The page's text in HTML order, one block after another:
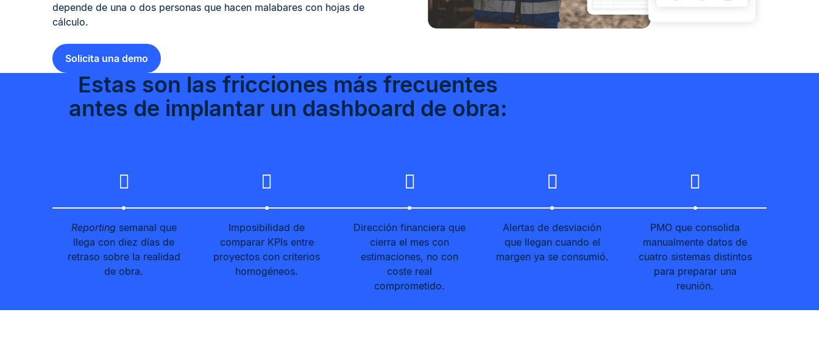
depende de una o dos personas que hacen malabares con hojas de
cálculo.
Solicita una demo
Estas son las fricciones más frecuentes
antes de implantar un dashboard de obra:
Reportingsemanal que
llega con diez días de
retraso sobre la realidad
de obra.
Imposibilidad de
comparar KPIs entre
proyectos con criterios
homogéneos.
Dirección financiera que
cierra el mes con
estimaciones, no con
coste real
comprometido.
Alertas de desviación
que llegan cuando el
margen ya se consumió.
PMO que consolida
manualmente datos de
cuatro sistemas distintos
para preparar una
reunión.